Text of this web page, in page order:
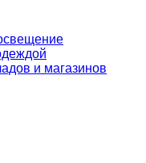
и магазинов